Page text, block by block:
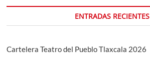
ENTRADAS RECIENTES
Cartelera Teatro del Pueblo Tlaxcala 2026